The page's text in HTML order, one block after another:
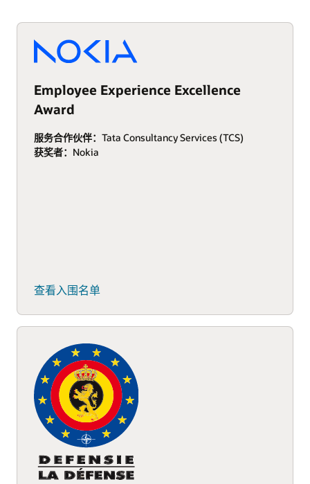
Employee Experience Excellence
Award
服务合作伙伴： Tata Consultancy Services (TCS)
获奖者： Nokia
查看入围名单